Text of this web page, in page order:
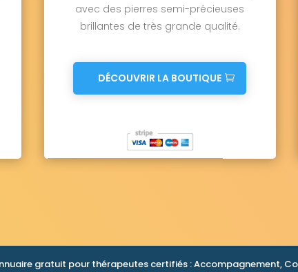
avec des pierres semi-précieuses
brillantes de très grande qualité.
DÉCOUVRIR LA BOUTIQUE
gratuit pour thérapeutes certifiés : Accompagnement,